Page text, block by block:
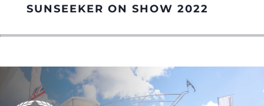
VALUE YOUR BOAT
SUNSEEKER ON SHOW 2022